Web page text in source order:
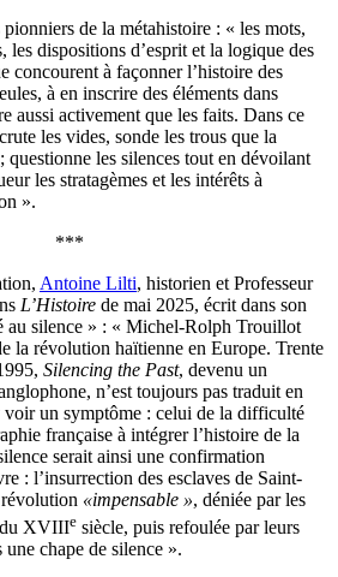
de la métahistoire : « les mots,
les dispositions d’esprit et la logique des
concourent à façonner l’histoire des
à en inscrire des éléments dans
aussi activement que les faits. Dans ce
les vides, sonde les trous que la
questionne les silences tout en dévoilant
les stratagèmes et les intérêts à
».
***
Antoine Lilti, historien et Professeur
L’Histoire de mai 2025, écrit dans son
au silence » : « Michel-Rolph Trouillot
la révolution haïtienne en Europe. Trente
Silencing the Past, devenu un
n’est toujours pas traduit en
voir un symptôme : celui de la difficulté
française à intégrer l’histoire de la
serait ainsi une confirmation
: l’insurrection des esclaves de Saint-
«impensable », déniée par les
du XVIIIe siècle, puis refoulée par leurs
une chape de silence ».